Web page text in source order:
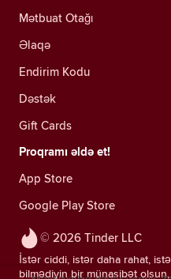
© 2026 Tinder LLC
İstər ciddi, istər daha rahat,
bilmədiyin bir münasibət
Mətbuat Otağı
Əlaqə
Endirim Kodu
Dəstək
Gift Cards
Proqramı əldə et!
App Store
Google Play Store